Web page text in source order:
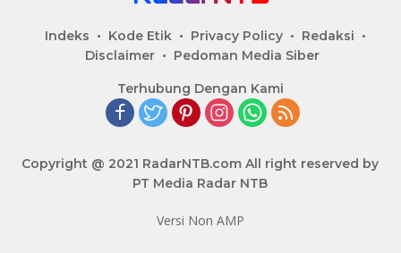
Indeks Kode Etik Privacy Policy
Redaksi
Disclaimer
Pedoman Media Siber
Terhubung Dengan Kami
Copyright @ 2021 RadarNTB.com All right reserved by
PT Media Radar NTB
Versi Non AMP